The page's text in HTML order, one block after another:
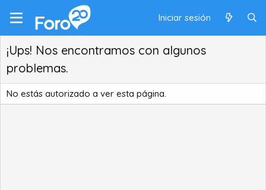
Iniciar sesión
¡Ups! Nos encontramos con algunos
problemas.
No estás autorizado a ver esta página.